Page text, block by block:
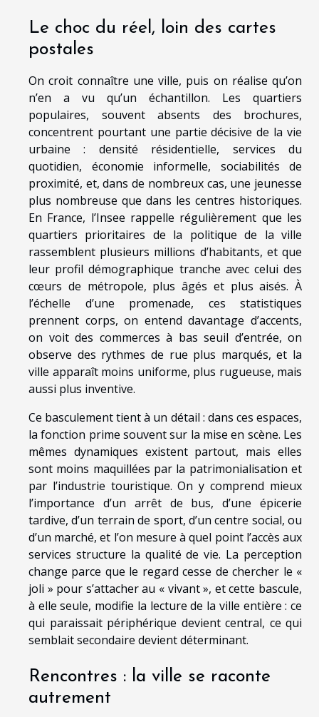
Le choc du réel, loin des cartes
postales
On croit connaître une ville, puis on réalise qu’on
n’en a vu qu’un échantillon. Les quartiers
populaires, souvent absents des brochures,
concentrent pourtant une partie décisive de la vie
urbaine : densité résidentielle, services du
quotidien, économie informelle, sociabilités de
proximité, et, dans de nombreux cas, une jeunesse
plus nombreuse que dans les centres historiques.
En France, l’Insee rappelle régulièrement que les
quartiers prioritaires de la politique de la ville
rassemblent plusieurs millions d’habitants, et que
leur profil démographique tranche avec celui des
cœurs de métropole, plus âgés et plus aisés. À
l’échelle d’une promenade, ces statistiques
prennent corps, on entend davantage d’accents,
on voit des commerces à bas seuil d’entrée, on
observe des rythmes de rue plus marqués, et la
ville apparaît moins uniforme, plus rugueuse, mais
aussi plus inventive.
Ce basculement tient à un détail : dans ces espaces,
la fonction prime souvent sur la mise en scène. Les
mêmes dynamiques existent partout, mais elles
sont moins maquillées par la patrimonialisation et
par l’industrie touristique. On y comprend mieux
l’importance d’un arrêt de bus, d’une épicerie
tardive, d’un terrain de sport, d’un centre social, ou
d’un marché, et l’on mesure à quel point l’accès aux
services structure la qualité de vie. La perception
change parce que le regard cesse de chercher le «
joli » pour s’attacher au « vivant », et cette bascule,
à elle seule, modifie la lecture de la ville entière : ce
qui paraissait périphérique devient central, ce qui
semblait secondaire devient déterminant.
Rencontres : la ville se raconte
autrement